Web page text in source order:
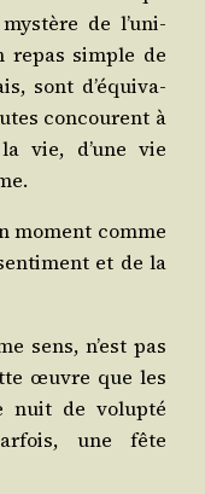
de l’u­ni­
repas simple de
sont d’é­qui­va­
concourent à
vie, d’une vie
moment comme
et de la
sens, n’est pas
œuvre que les
nuit de volup­té
une fête